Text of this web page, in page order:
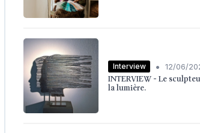
Interview • 12/06/
INTERVIEW - Le
la lumière.